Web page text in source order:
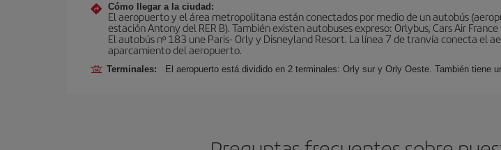
Cómo llegar a la ciudad:
El aeropuerto y el área metropolitana están conectados por medio de un autobús
estación Antony del RER B). También existen autobuses expreso: Orlybus, Cars Air
El autobús nº 183 une Paris- Orly y Disneyland Resort. La línea 7 de tranvía conecta el
aparcamiento del aeropuerto.
Terminales: El aeropuerto está dividido en 2 terminales: Orly sur y Orly Oeste. También tiene